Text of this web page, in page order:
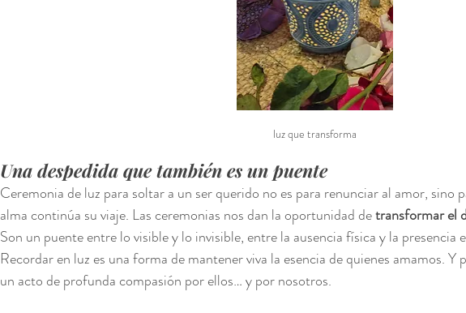
luz que transforma
Una despedida que también es un puente
Ceremonia de luz para soltar a un ser querido no es para renunciar al amor, sino
alma continúa su viaje. Las ceremonias nos dan la oportunidad de transformar el
Son un puente entre lo visible y lo invisible, entre la ausencia física y la presencia
Recordar en luz es una forma de mantener viva la esencia de quienes amamos. Y
un acto de profunda compasión por ellos… y por nosotros.